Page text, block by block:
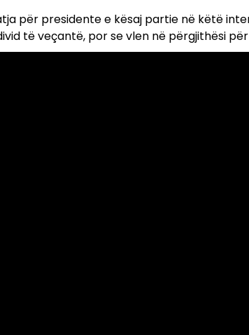
për presidente e kësaj partie në këtë
të veçantë, por se vlen në përgjithësi